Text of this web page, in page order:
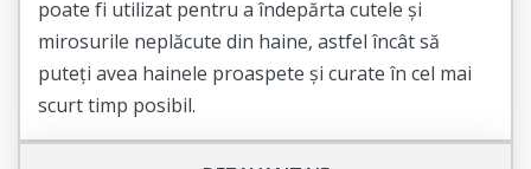
poate fi utilizat pentru a îndepărta cutele și
mirosurile neplăcute din haine, astfel încât să
puteți avea hainele proaspete și curate în cel mai
scurt timp posibil.